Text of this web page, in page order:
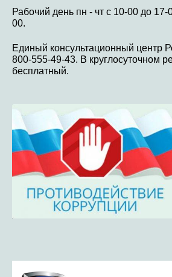
Рабочий день пн - чт с 10-00 до 17-
00.
Единый консультационный центр
800-555-49-43. В круглосуточном
бесплатный.